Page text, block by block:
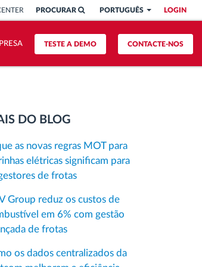
LOGIN
PORTUGUÊS
PROCURAR
CONTACTE-NOS
TESTE A DEMO
DO BLOG
as novas regras MOT para
elétricas significam para
de frotas
Group reduz os custos de
em 6% com gestão
de frotas
os dados centralizados da